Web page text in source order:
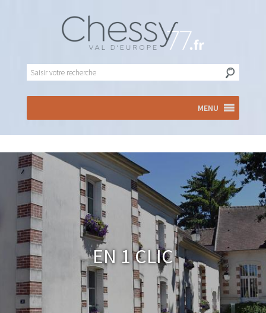
MENU
En 1 clic